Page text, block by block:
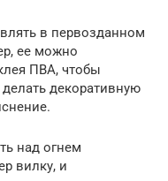
в первозданном
ее можно
ПВА, чтобы
декоративную
над огнем
вилку, и